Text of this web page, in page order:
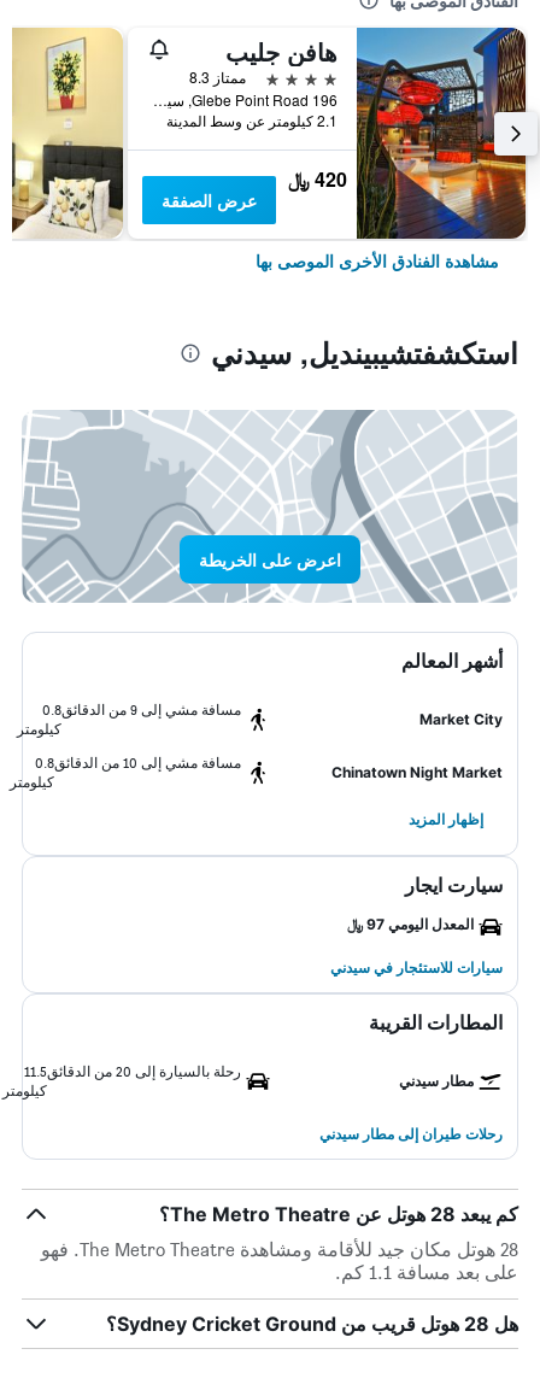
هافن جليب
4 نجوم
ممتاز 8.3
196 Glebe Point Road, سيدني, NSW, أستراليا
2.1 كيلومتر عن وسط المدينة
420 ﷼
عرض الصفقة
مشاهدة الفنادق الأخرى الموصى بها
استكشفتشيبينديل, سيدني
اعرض على الخريطة
أشهر المعالم
Market City
مسافة مشي إلى 9 من الدقائق
0.8
كيلومتر
Chinatown Night Market
مسافة مشي إلى 10 من الدقائق
0.8
كيلومتر
إظهار المزيد
سيارت ايجار
المعدل اليومي 97 ﷼
سيارات للاستئجار في سيدني
المطارات القريبة
مطار سيدني
رحلة بالسيارة إلى 20 من الدقائق
11.5
كيلومتر
رحلات طيران إلى مطار سيدني
كم يبعد 28 هوتل عن The Metro Theatre؟
28 هوتل مكان جيد للأقامة ومشاهدة The Metro Theatre. فهو
على بعد مسافة 1.1 كم.
هل 28 هوتل قريب من Sydney Cricket Ground؟